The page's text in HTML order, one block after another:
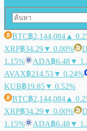
BTC฿2,144,084 ▲
XRP฿34.29▼ 0.00%
1.15%
ADA฿6.48▼
AVAX฿214.53▼ 0.24%
KUB฿19.85▼ 0.52%
BTC฿2,144,084 ▲
XRP฿34.29▼ 0.00%
1.15%
ADA฿6.48▼